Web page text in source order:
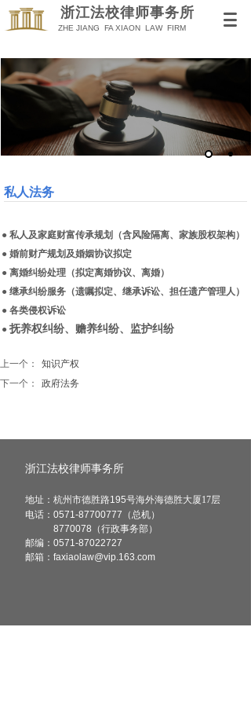
ZHE JIANG FA XIAON LAW FIRM
浙江法校律师事务所
私人法务
● 私人及家庭财富传承规划（含风险隔离、家族股权架构）
● 婚前财产规划及婚姻协议拟定
● 离婚纠纷处理（拟定离婚协议、离婚）
● 继承纠纷服务（遗嘱拟定、继承诉讼、担任遗产管理人）
● 各类侵权诉讼
● 抚养权纠纷、赡养纠纷、监护纠纷
上一个：
知识产权
下一个：
政府法务
浙江法校律师事务所
地址：杭州市德胜路195号海外海德胜大厦17层
电话：0571-87700777（总机）
8770078（行政事务部）
邮编： 0571-87022727
邮箱：faxiaolaw@vip.163.com